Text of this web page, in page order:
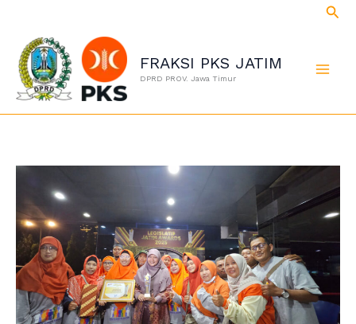
konten
Cari
FRAKSI PKS JATIM
DPRD PROV. Jawa Timur